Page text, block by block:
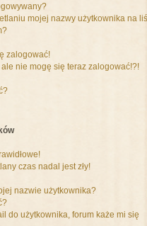
mojej nazwy użytkownika na
zalogować!
nie mogę się teraz zalogować!?!
czas nadal jest zły!
nazwie użytkownika?
do użytkownika, forum każe mi się